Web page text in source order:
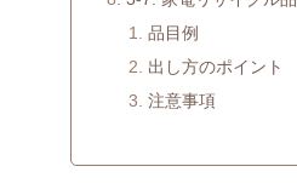
品目例
出し方のポイント
注意事項